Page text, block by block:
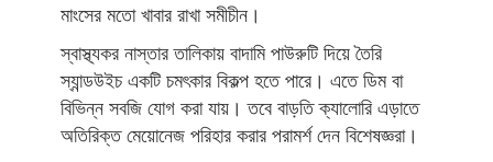
মাংসের মতো খাবার রাখা সমীচীন।
স্বাস্থ্যকর নাস্তার তালিকায় বাদামি পাউরুটি দিয়ে তৈরি
স্যান্ডউইচ একটি চমৎকার বিকল্প হতে পারে। এতে ডিম বা
বিভিন্ন সবজি যোগ করা যায়। তবে বাড়তি ক্যালোরি এড়াতে
অতিরিক্ত মেয়োনেজ পরিহার করার পরামর্শ দেন বিশেষজ্ঞরা।